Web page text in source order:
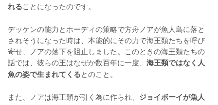
れることになったのです。
デッケンの能力とホーディの策略で方舟ノアが魚人島に落と
されそうになった時は、本能的にその力で海王類たちを呼び
寄せ、ノアの落下を阻止しました。このときの海王類たちの
話では、彼らの王はなぜか数百年に一度、 海王類ではなく人
魚の姿で生まれてくるとのこと。
また、ノアは海王類が引く為に作られ、 ジョイボーイが魚人